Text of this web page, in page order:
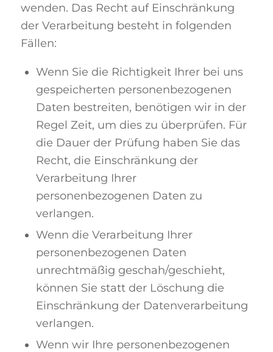
wenden. Das Recht auf Einschränkung
der Verarbeitung besteht in folgenden
Fällen:
Wenn Sie die Richtigkeit Ihrer bei uns
gespeicherten personenbezogenen
Daten bestreiten, benötigen wir in der
Regel Zeit, um dies zu überprüfen. Für
die Dauer der Prüfung haben Sie das
Recht, die Einschränkung der
Verarbeitung Ihrer
personenbezogenen Daten zu
verlangen.
Wenn die Verarbeitung Ihrer
personenbezogenen Daten
unrechtmäßig geschah/geschieht,
können Sie statt der Löschung die
Einschränkung der Datenverarbeitung
verlangen.
Wenn wir Ihre personenbezogenen